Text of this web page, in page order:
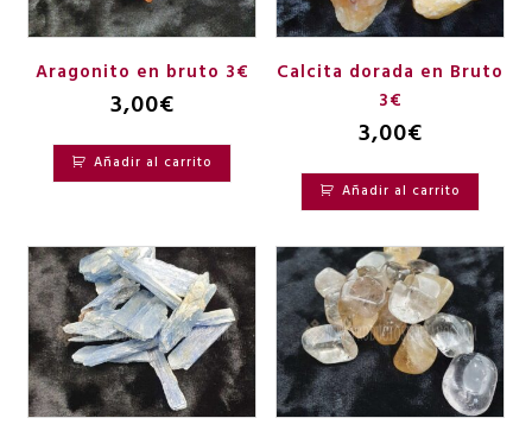
Aragonito en bruto 3€
3,00€
Añadir al carrito
Calcita dorada en Bruto
3€
3,00€
Añadir al carrito